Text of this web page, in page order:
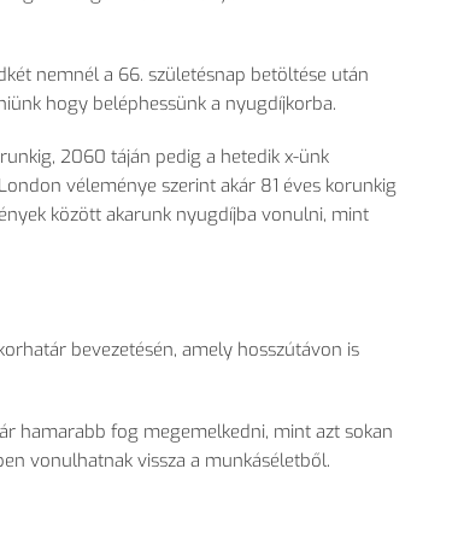
nemnél a 66. születésnap betöltése után
hogy beléphessünk a nyugdíjkorba.
2060 táján pedig a hetedik x-ünk
véleménye szerint akár 81 éves korunkig
között akarunk nyugdíjba vonulni, mint
bevezetésén, amely hosszútávon is
hamarabb fog megemelkedni, mint azt sokan
vonulhatnak vissza a munkáséletből.